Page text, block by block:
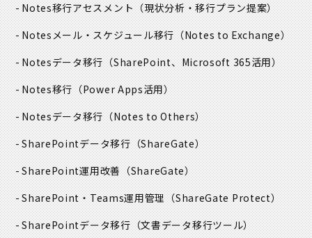
④.個人情報の取扱いに関する法令、国が定める指針その他
の規範に関する事項
個人情報の取扱いに関する法令、国が定める指針、条例、
JIS Q 15001等に関連する規範を遵守することは当然のこ
ととし、それらを遵守するための社内規程を定めると共
に、必要に応じてこの規程を見直し、継続的に改善し、適
切に運用します。
⑤. 個人情報保護マネジメントシステムの継続的改善に関す
る事項
上記①、②、③及び④項目の実施状況については、定期的
Notes移行アセスメント（現状分析・移行プラン提案）
Notesメール・スケジュール移行（Notes to Exchange）
Notesデータ移行（SharePoint、Microsoft 365活用）
Notes移行（Power Apps活用）
Notesデータ移行（Notes to Others）
SharePointデータ移行（ShareGate）
SharePoint運用改善（ShareGate）
SharePoint・Teams運用管理（ShareGate Protect）
SharePointデータ移行（文書データ移行ツール）